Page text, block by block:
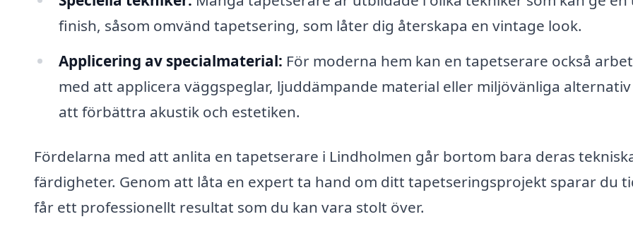
finish, såsom omvänd tapetsering, som låter dig återskapa en vintage look.
Applicering av specialmaterial: För moderna hem kan en tapetserare också
med att applicera väggspeglar, ljuddämpande material eller miljövänliga
att förbättra akustik och estetiken.
Fördelarna med att anlita en tapetserare i Lindholmen går bortom bara deras
färdigheter. Genom att låta en expert ta hand om ditt tapetseringsprojekt sparar du
får ett professionellt resultat som du kan vara stolt över.